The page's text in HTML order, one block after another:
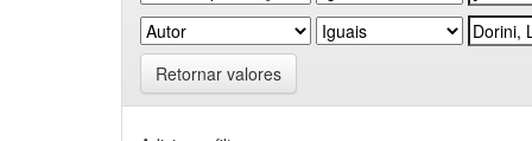
Retornar valores